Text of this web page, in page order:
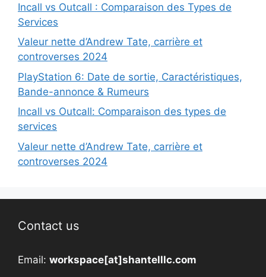
Incall vs Outcall : Comparaison des Types de
Services
Valeur nette d’Andrew Tate, carrière et
controverses 2024
PlayStation 6: Date de sortie, Caractéristiques,
Bande-annonce & Rumeurs
Incall vs Outcall: Comparaison des types de
services
Valeur nette d’Andrew Tate, carrière et
controverses 2024
Contact us
Email: workspace[at]shantelllc.com